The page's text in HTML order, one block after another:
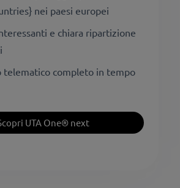
nei paesi europei
e chiara ripartizione
telematico completo in tempo
UTA One® next